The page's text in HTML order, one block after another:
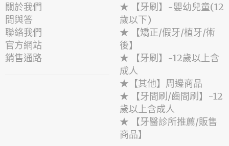
關於我們
問與答
聯絡我們
官方網站
銷售通路
★ 【牙刷】-嬰幼兒童(12
歲以下)
★ 【矯正/假牙/植牙/術
後】
★ 【牙刷】-12歲以上含
成人
★【其他】周邊商品
★ 【牙間刷/齒間刷】-12
歲以上含成人
★ 【牙醫診所推薦/販售
商品】